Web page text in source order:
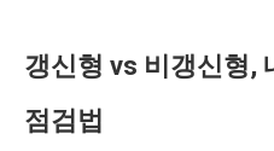
갱신형 vs 비갱신형,
점검법